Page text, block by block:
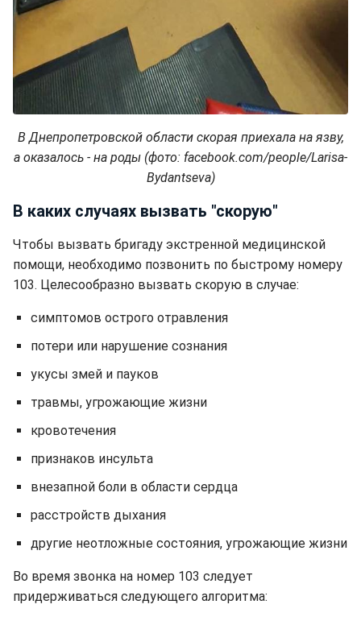
В Днепропетровской области скорая приехала на язву,
а оказалось - на роды (фото: facebook.com/people/Larisa-
Bydantseva)
В каких случаях вызвать "скорую"
Чтобы вызвать бригаду экстренной медицинской
помощи, необходимо позвонить по быстрому номеру
103. Целесообразно вызвать скорую в случае:
симптомов острого отравления
потери или нарушение сознания
укусы змей и пауков
травмы, угрожающие жизни
кровотечения
признаков инсульта
внезапной боли в области сердца
расстройств дыхания
другие неотложные состояния, угрожающие жизни
Во время звонка на номер 103 следует
придерживаться следующего алгоритма: